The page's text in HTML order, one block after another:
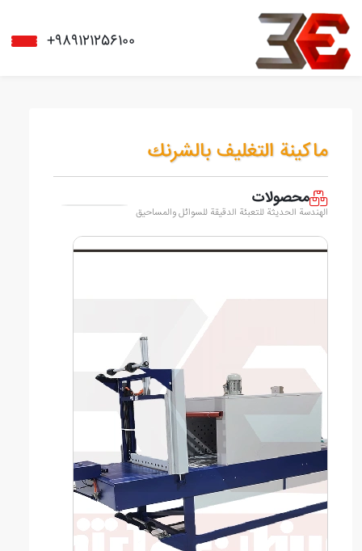
+989121256100
ماكينة التغليف بالشرنك
محصولات
الهندسة الحديثة للتعبئة الدقيقة للسوائل والمساحيق